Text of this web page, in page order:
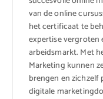
van de online
het certificaat te
expertise vergroten
arbeidsmarkt. Met
Marketing kunnen
brengen en
digitale